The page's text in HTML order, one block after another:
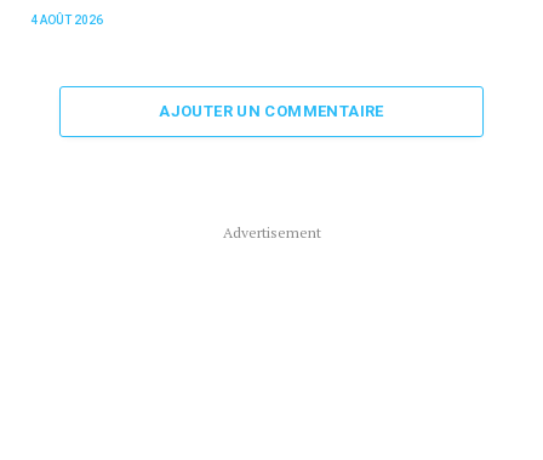
4 AOÛT 2026
AJOUTER UN COMMENTAIRE
Advertisement